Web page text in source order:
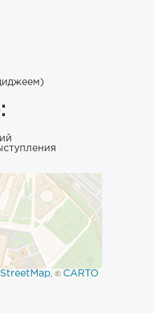
, © CARTO